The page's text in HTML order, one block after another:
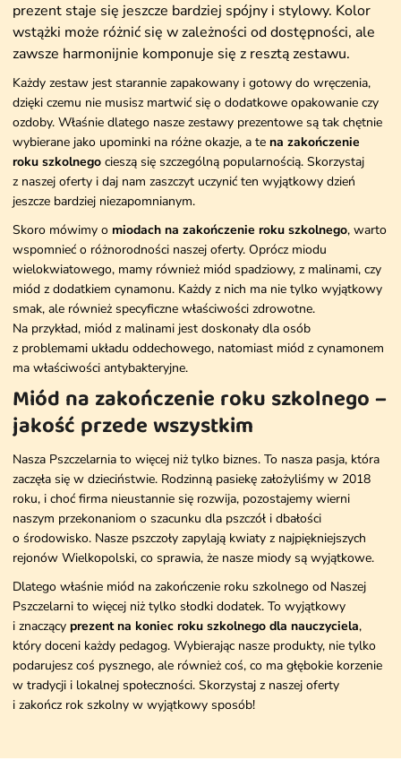
prezent staje się jeszcze bardziej spójny i stylowy. Kolor
wstążki może różnić się w zależności od dostępności, ale
zawsze harmonijnie komponuje się z resztą zestawu.
Każdy zestaw jest starannie zapakowany i gotowy do wręczenia,
dzięki czemu nie musisz martwić się o dodatkowe opakowanie czy
ozdoby. Właśnie dlatego nasze zestawy prezentowe są tak chętnie
wybierane jako upominki na różne okazje, a te na zakończenie
roku szkolnego cieszą się szczególną popularnością. Skorzystaj
z naszej oferty i daj nam zaszczyt uczynić ten wyjątkowy dzień
jeszcze bardziej niezapomnianym.
Skoro mówimy o miodach na zakończenie roku szkolnego, warto
wspomnieć o różnorodności naszej oferty. Oprócz miodu
wielokwiatowego, mamy również miód spadziowy, z malinami, czy
miód z dodatkiem cynamonu. Każdy z nich ma nie tylko wyjątkowy
smak, ale również specyficzne właściwości zdrowotne.
Na przykład, miód z malinami jest doskonały dla osób
z problemami układu oddechowego, natomiast miód z cynamonem
ma właściwości antybakteryjne.
Miód na zakończenie roku szkolnego –
jakość przede wszystkim
Nasza Pszczelarnia to więcej niż tylko biznes. To nasza pasja, która
zaczęła się w dzieciństwie. Rodzinną pasiekę założyliśmy w 2018
roku, i choć firma nieustannie się rozwija, pozostajemy wierni
naszym przekonaniom o szacunku dla pszczół i dbałości
o środowisko. Nasze pszczoły zapylają kwiaty z najpiękniejszych
rejonów Wielkopolski, co sprawia, że nasze miody są wyjątkowe.
Dlatego właśnie miód na zakończenie roku szkolnego od Naszej
Pszczelarni to więcej niż tylko słodki dodatek. To wyjątkowy
i znaczący prezent na koniec roku szkolnego dla nauczyciela,
który doceni każdy pedagog. Wybierając nasze produkty, nie tylko
podarujesz coś pysznego, ale również coś, co ma głębokie korzenie
w tradycji i lokalnej społeczności. Skorzystaj z naszej oferty
i zakończ rok szkolny w wyjątkowy sposób!